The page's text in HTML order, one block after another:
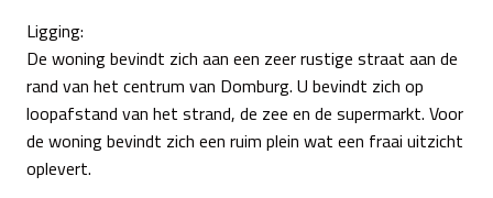
Ligging:
De woning bevindt zich aan een zeer rustige straat aan de
rand van het centrum van Domburg. U bevindt zich op
loopafstand van het strand, de zee en de supermarkt. Voor
de woning bevindt zich een ruim plein wat een fraai uitzicht
oplevert.